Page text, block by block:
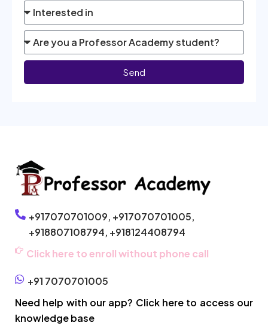
Send
+917070701009, +917070701005,
+918807108794, +918124408794
Click here to enroll without phone call
+91 7070701005
Need help with our app? Click here to access our
knowledge base